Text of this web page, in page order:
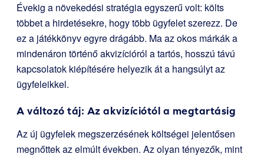
Évekig a növekedési stratégia egyszerű volt: költs
többet a hirdetésekre, hogy több ügyfelet szerezz. De
ez a játékkönyv egyre drágább. Ma az okos márkák a
mindenáron történő akvizícióról a tartós, hosszú távú
kapcsolatok kiépítésére helyezik át a hangsúlyt az
ügyfeleikkel.
A változó táj: Az akvizíciótól a megtartásig
Az új ügyfelek megszerzésének költségei jelentősen
megnőttek az elmúlt években. Az olyan tényezők, mint